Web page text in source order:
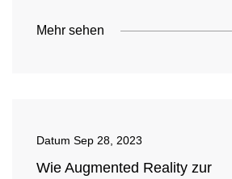
Mehr sehen
Datum Sep 28, 2023
Wie Augmented Reality zur